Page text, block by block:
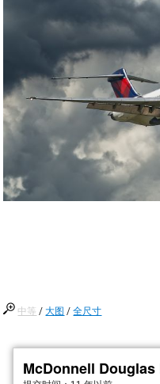
中等 /大图 /全尺寸
McDonnell Douglas